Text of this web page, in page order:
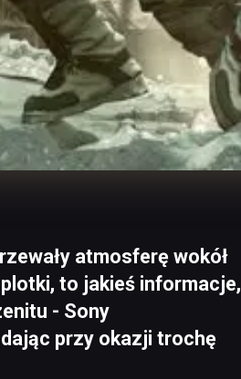
atmosferę wokół
to jakieś informacje,
- Sony
przy okazji trochę